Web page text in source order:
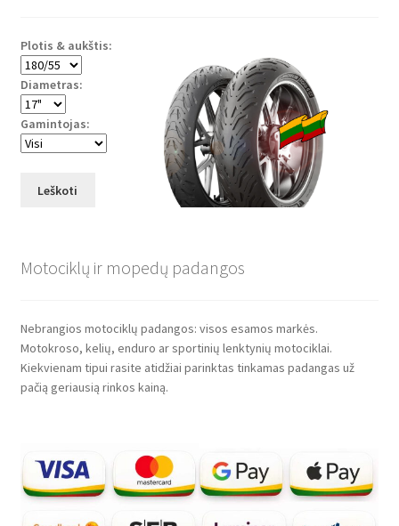
Plotis & aukštis:
Diametras:
Gamintojas:
Leškoti
Motociklų ir mopedų padangos
Nebrangios motociklų padangos: visos esamos markės.
Motokroso, kelių, enduro ar sportinių lenktynių motociklai.
Kiekvienam tipui rasite atidžiai parinktas tinkamas padangas už
pačią geriausią rinkos kainą.